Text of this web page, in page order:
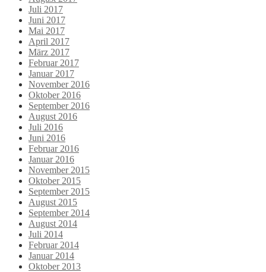
Juli 2017
Juni 2017
Mai 2017
April 2017
März 2017
Februar 2017
Januar 2017
November 2016
Oktober 2016
September 2016
August 2016
Juli 2016
Juni 2016
Februar 2016
Januar 2016
November 2015
Oktober 2015
September 2015
August 2015
September 2014
August 2014
Juli 2014
Februar 2014
Januar 2014
Oktober 2013